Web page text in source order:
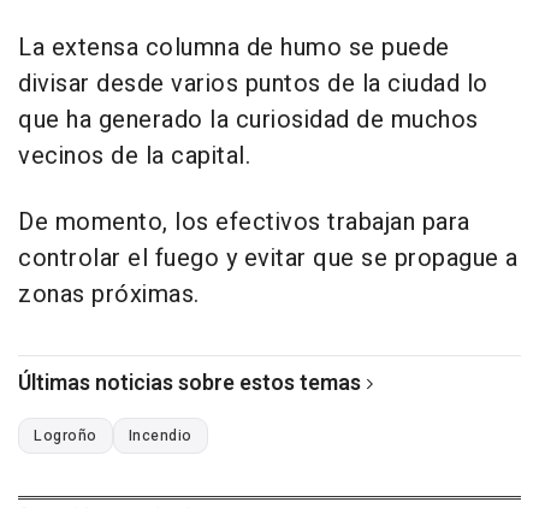
La extensa columna de humo se puede
divisar desde varios puntos de la ciudad lo
que ha generado la curiosidad de muchos
vecinos de la capital.
De momento, los efectivos trabajan para
controlar el fuego y evitar que se propague a
zonas próximas.
Últimas noticias sobre estos temas
Logroño Incendio